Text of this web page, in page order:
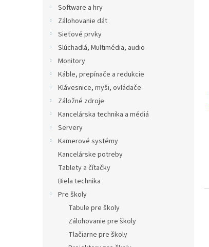
Software a hry
Zálohovanie dát
Sieťové prvky
Slúchadlá, Multimédia, audio
Monitory
Káble, prepínače a redukcie
Klávesnice, myši, ovládače
Záložné zdroje
Kancelárska technika a médiá
Servery
Kamerové systémy
Kancelárske potreby
Tablety a čítačky
Biela technika
Pre školy
Tabule pre školy
Zálohovanie pre školy
Tlačiarne pre školy